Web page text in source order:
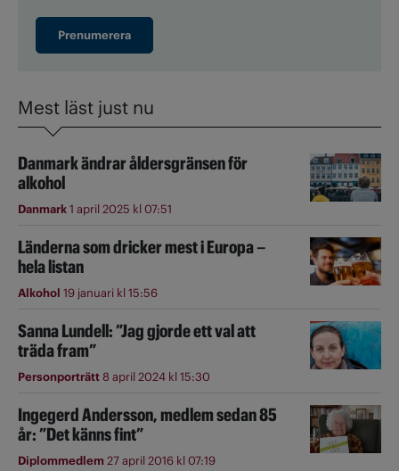
Prenumerera
Mest läst just nu
Danmark ändrar åldersgränsen för
alkohol
Danmark1 april 2025 kl 07:51
Länderna som dricker mest i Europa –
hela listan
Alkohol 19 januari kl 15:56
Sanna Lundell: ”Jag gjorde ett val att
träda fram”
Personporträtt8 april 2024 kl 15:30
Ingegerd Andersson, medlem sedan 85
år: ”Det känns fint”
Diplommedlem27 april 2016 kl 07:19